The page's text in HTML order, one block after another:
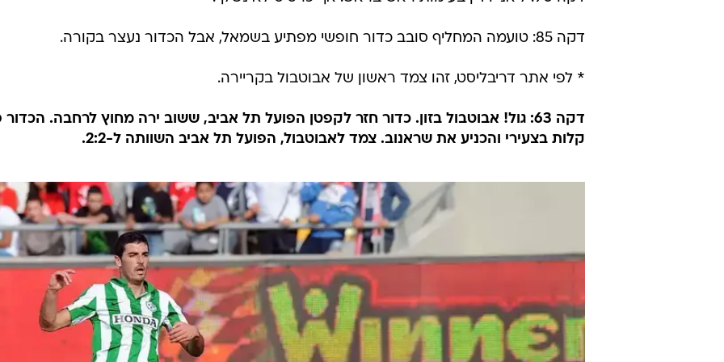
דקה 85: טועמה המחליף סובב כדור חופשי מפתיע בשמאל, אבל הכדור נעצר בקורה.
* לפי אתר דריבליסט, זהו צמד ראשון של אבוטבול בקריירה.
דקה 63: גול! אבוטבול בזון. כדור חזר לקפטן הפועל תל אביב, ששוב ירה מחוץ לרחבה. הכדור
קלות בצעירי והכניע את שראנוב. צמד לאבוטבול, הפועל תל אביב השוותה ל-2:2.